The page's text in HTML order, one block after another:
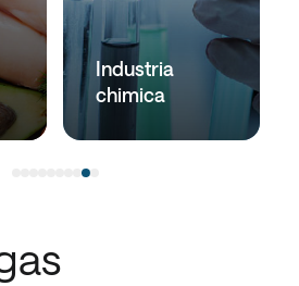
Industria
chimica